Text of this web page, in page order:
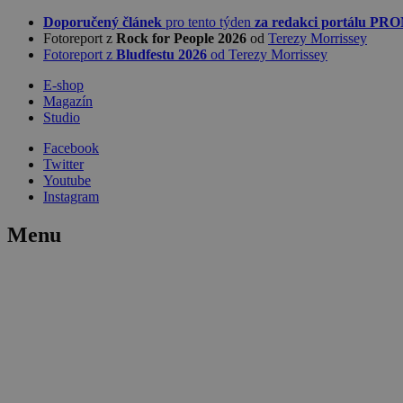
Doporučený článek pro tento týden za redakci portálu
Fotoreport z Rock for People 2026 od Terezy Morrissey
Fotoreport z Bludfestu 2026 od Terezy Morrissey
E-shop
Magazín
Studio
Facebook
Twitter
Youtube
Instagram
Menu